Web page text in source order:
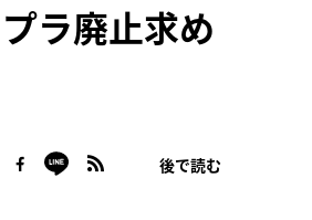
ラ廃止求め
後で読む